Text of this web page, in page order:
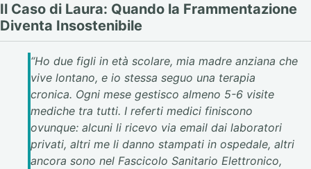
Il Caso di Laura: Quando la Frammentazione
Diventa Insostenibile
“Ho due figli in età scolare, mia madre anziana che
vive lontano, e io stessa seguo una terapia
cronica. Ogni mese gestisco almeno 5-6 visite
mediche tra tutti. I referti medici finiscono
ovunque: alcuni li ricevo via email dai laboratori
privati, altri me li danno stampati in ospedale, altri
ancora sono nel Fascicolo Sanitario Elettronico,